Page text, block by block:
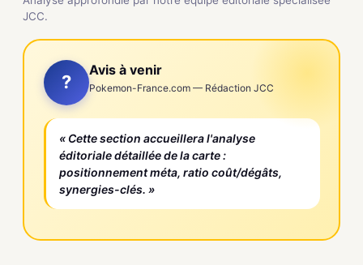
JCC.
?
Avis à venir
Pokemon-France.com — Rédaction JCC
« Cette section accueillera l'analyse
éditoriale détaillée de la carte :
positionnement méta, ratio coût/dégâts,
synergies-clés. »